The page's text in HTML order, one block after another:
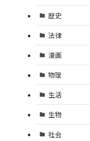
歴史
法律
漫画
物理
生活
生物
社会